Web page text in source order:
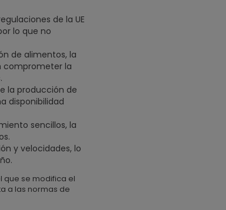
de la UE
lo que no
de alimentos, la
comprometer la
la producción de
disponibilidad
sencillos, la
y velocidades, lo
que se modifica el
a las normas de